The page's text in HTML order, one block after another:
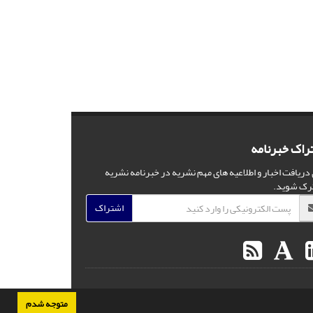
متوجه شدم
خبرنامه
دریافت اخبار و اطلاعیه های مهم نشریه در خبرنامه نشریه
شوید.
اشتراک